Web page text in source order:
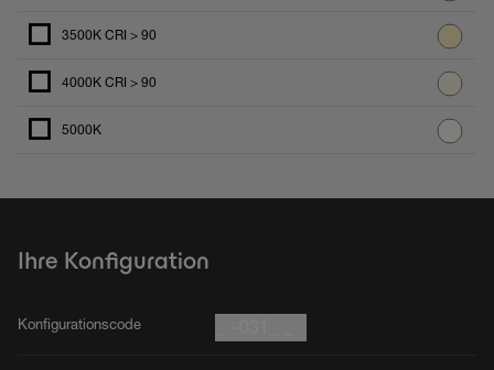
3500K CRI > 90
4000K CRI > 90
5000K
Ihre Konfiguration
Konfigurationscode